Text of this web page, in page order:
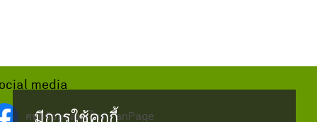
media
ศนย์ข้อมูลสมุนไพร FanPage
มีการใช้คุกกี้